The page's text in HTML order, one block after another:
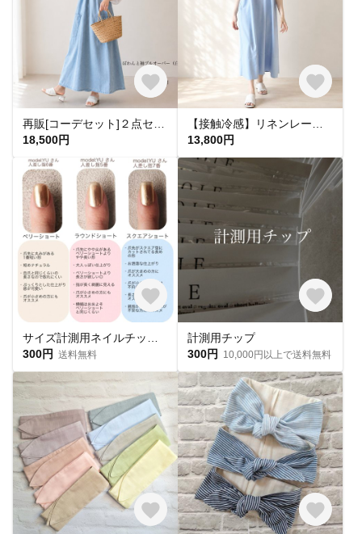
18,500円
13,800円
300円 送料無料
計測用チップ
300円
10,000円以上で送料無料